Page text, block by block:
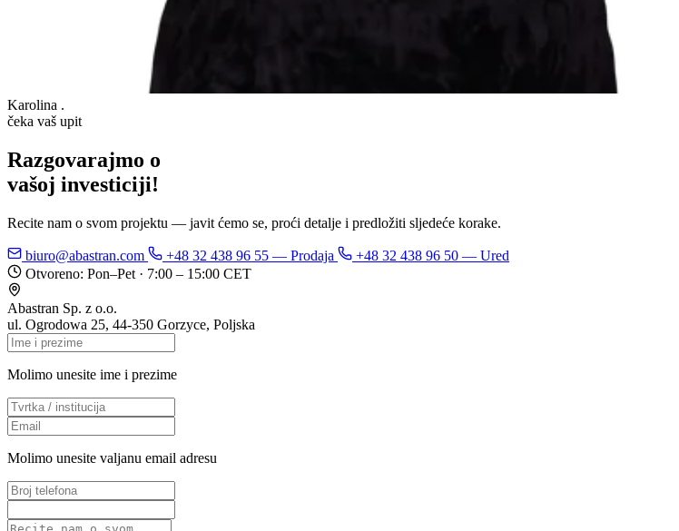
Karolina .
čeka vaš upit
Razgovarajmo o
vaš
Recite nam o svom projektu — javit ćemo se, proći detalje i predložiti sljedeće korake.
biuro@abastran.com +48 32 438 96 55 — Prodaja +48 32 438 96 50 — Ured
Otvoreno: Pon–Pet · 7:00 – 15:00 CET
Abastran Sp. z o.o.
ul. Ogrodowa 25, 44-350 Gorzyce, Poljska
Molimo unesite ime i prezime
Molimo unesite valjanu email adresu